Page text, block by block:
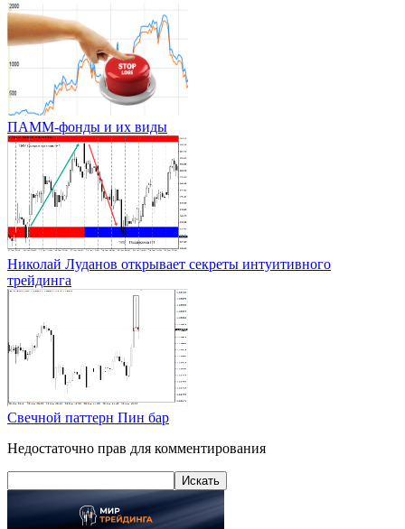
ПАММ-фонды и их виды
Николай Луданов открывает секреты интуитивного
трейдинга
Свечной паттерн Пин бар
Недостаточно прав для комментирования